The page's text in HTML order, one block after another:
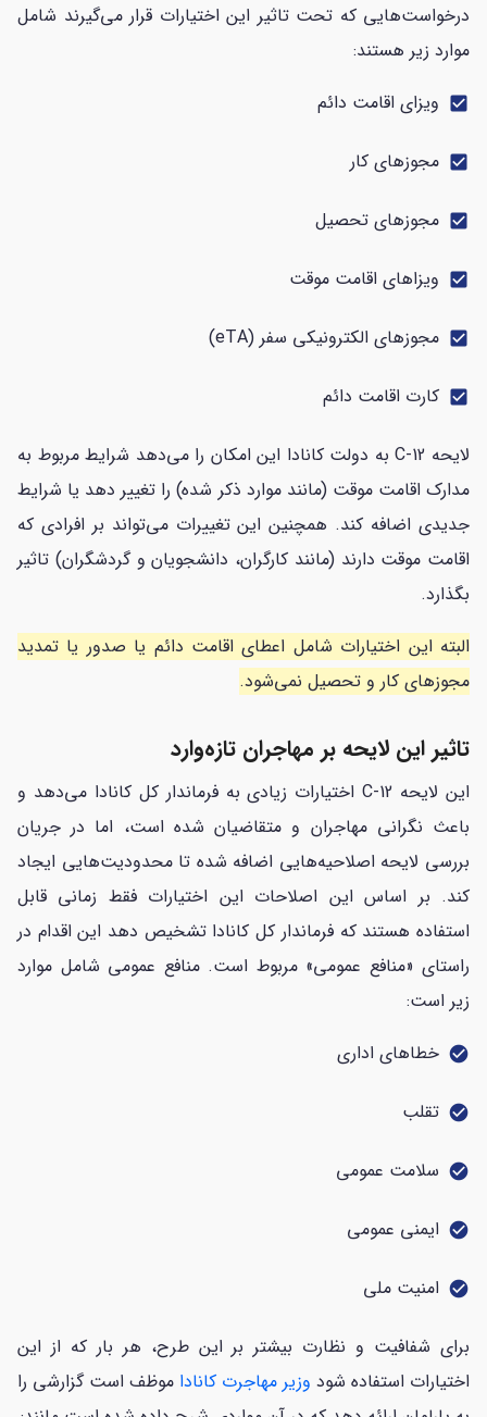
درخواست‌هایی که تحت تاثیر این اختیارات قرار می‌گیرند شامل
موارد زیر هستند:
check_box ویزای اقامت دائم
check_box مجوزهای کار
check_box مجوزهای تحصیل
check_box ویزاهای اقامت موقت
check_box مجوزهای الکترونیکی سفر (eTA)
check_box کارت‌ اقامت دائم
لایحه C-12 به دولت کانادا این امکان را می‌دهد شرایط مربوط به
مدارک اقامت موقت (مانند موارد ذکر شده) را تغییر دهد یا شرایط
جدیدی اضافه کند. همچنین این تغییرات می‌تواند بر افرادی که
اقامت موقت دارند (مانند کارگران، دانشجویان و گردشگران) تاثیر
بگذارد.
البته این اختیارات شامل اعطای اقامت دائم یا صدور یا تمدید
مجوزهای کار و تحصیل نمی‌شود.
تاثیر این لایحه بر مهاجران تازه‌وارد
این لایحه C-12 اختیارات زیادی به فرماندار کل کانادا می‌دهد و
باعث نگرانی مهاجران و متقاضیان شده است، اما در جریان
بررسی لایحه اصلاحیه‌هایی اضافه شده تا محدودیت‌هایی ایجاد
کند. بر اساس این اصلاحات این اختیارات فقط زمانی قابل
استفاده هستند که فرماندار کل کانادا تشخیص دهد این اقدام در
راستای «منافع عمومی» مربوط است. منافع عمومی شامل موارد
زیر است:
check_circle خطاهای اداری
check_circle تقلب
check_circle سلامت عمومی
check_circle ایمنی عمومی
check_circle امنیت ملی
برای شفافیت و نظارت بیشتر بر این طرح، هر بار که از این
اختیارات استفاده شود وزیر مهاجرت کانادا موظف است گزارشی را